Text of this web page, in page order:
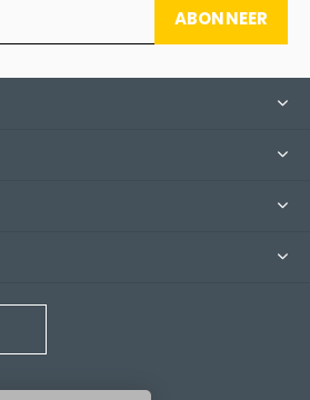
ABONNEER